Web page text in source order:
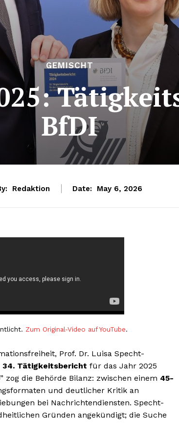
GEMISCHT
BfDI
Redaktion Date: May 6, 2026
Zum Original-Video auf YouTube.
Prof. Dr. Luisa Specht-
34. Tätigkeitsbericht für das Jahr 2025
die Behörde Bilanz: zwischen einem 45-
und deutlicher Kritik an
bei Nachrichtendiensten. Specht-
Gründen angekündigt; die Suche